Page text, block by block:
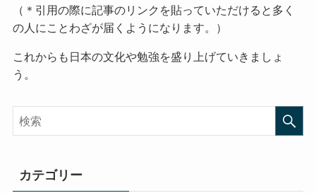
（＊引用の際に記事のリンクを貼っていただけると多く
の人にことわざが届くようになります。）
これからも日本の文化や勉強を盛り上げていきましょ
う。
カテゴリー